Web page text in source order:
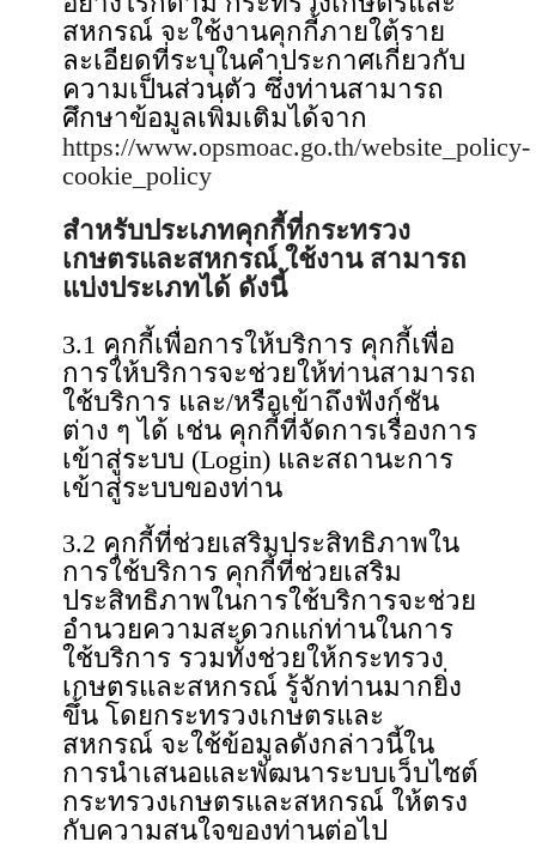
สหกรณ์ จะใช้งานคุกกี้ภายใต้ราย
ละเอียดที่ระบุในคำประกาศเกี่ยวกับ
ความเป็นส่วนตัว ซึ่งท่านสามารถ
ศึกษาข้อมูลเพิ่มเติมได้จาก
https://www.opsmoac.go.th/website_policy-
cookie_policy
สำหรับประเภทคุกกี้ที่กระทรวง
เกษตรและสหกรณ์ ใช้งาน สามารถ
แบ่งประเภทได้ ดังนี้
3.1 คุกกี้เพื่อการให้บริการ คุกกี้เพื่อ
การให้บริการจะช่วยให้ท่านสามารถ
ใช้บริการ และ/หรือเข้าถึงฟังก์ชัน
ต่าง ๆ ได้ เช่น คุกกี้ที่จัดการเรื่องการ
เข้าสู่ระบบ (Login) และสถานะการ
เข้าสู่ระบบของท่าน
3.2 คุกกี้ที่ช่วยเสริมประสิทธิภาพใน
การใช้บริการ คุกกี้ที่ช่วยเสริม
ประสิทธิภาพในการใช้บริการจะช่วย
อำนวยความสะดวกแก่ท่านในการ
ใช้บริการ รวมทั้งช่วยให้กระทรวง
เกษตรและสหกรณ์ รู้จักท่านมากยิ่ง
ขึ้น โดยกระทรวงเกษตรและ
สหกรณ์ จะใช้ข้อมูลดังกล่าวนี้ใน
การนำเสนอและพัฒนาระบบเว็บไซต์
กระทรวงเกษตรและสหกรณ์ ให้ตรง
กับความสนใจของท่านต่อไป